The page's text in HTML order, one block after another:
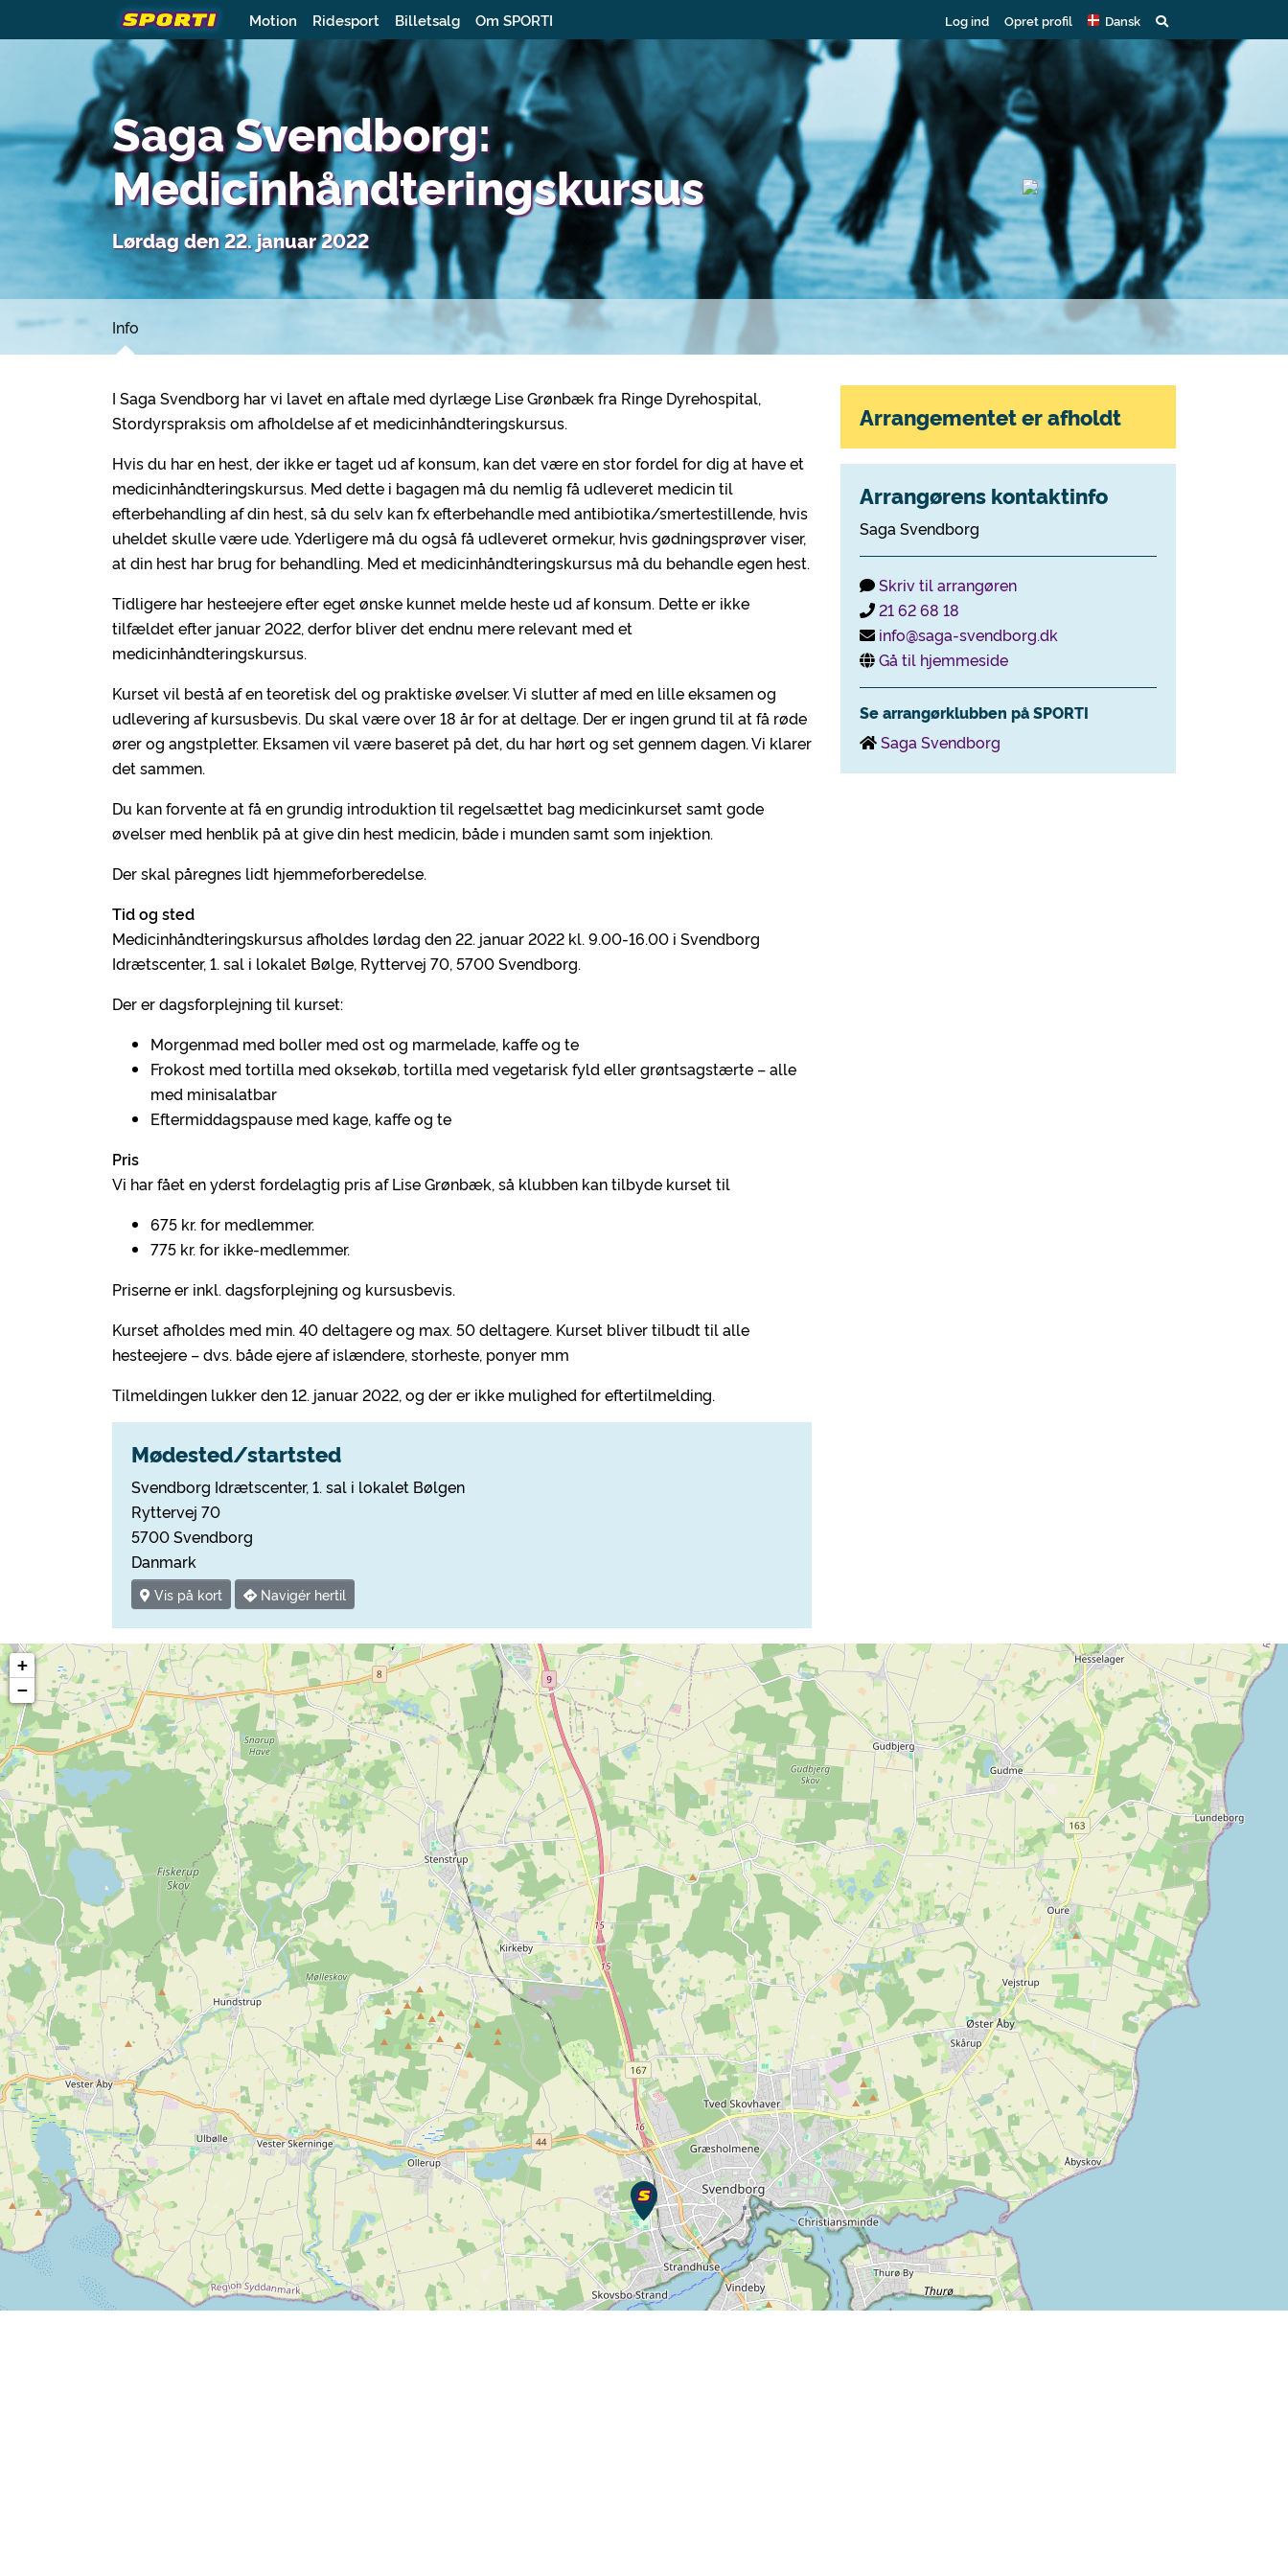
Motion Ridesport Billetsalg Om SPORTI Log ind Opret profil Dansk
Saga Svendborg:
Medicinhåndteringskursus
Lørdag den 22. januar 2022
Info
I Saga Svendborg har vi lavet en aftale med dyrlæge Lise Grønbæk fra Ringe Dyrehospital,
Stordyrspraksis om afholdelse af et medicinhåndteringskursus.
Hvis du har en hest, der ikke er taget ud af konsum, kan det være en stor fordel for dig at have et
medicinhåndteringskursus. Med dette i bagagen må du nemlig få udleveret medicin til
efterbehandling af din hest, så du selv kan fx efterbehandle med antibiotika/smertestillende, hvis
uheldet skulle være ude. Yderligere må du også få udleveret ormekur, hvis gødningsprøver viser,
at din hest har brug for behandling. Med et medicinhåndteringskursus må du behandle egen hest.
Tidligere har hesteejere efter eget ønske kunnet melde heste ud af konsum. Dette er ikke
tilfældet efter januar 2022, derfor bliver det endnu mere relevant med et
medicinhåndteringskursus.
Kurset vil bestå af en teoretisk del og praktiske øvelser. Vi slutter af med en lille eksamen og
udlevering af kursusbevis. Du skal være over 18 år for at deltage. Der er ingen grund til at få røde
ører og angstpletter. Eksamen vil være baseret på det, du har hørt og set gennem dagen. Vi klarer
det sammen.
Du kan forvente at få en grundig introduktion til regelsættet bag medicinkurset samt gode
øvelser med henblik på at give din hest medicin, både i munden samt som injektion.
Der skal påregnes lidt hjemmeforberedelse.
Tid og sted
Medicinhåndteringskursus afholdes lørdag den 22. januar 2022 kl. 9.00-16.00 i Svendborg
Idrætscenter, 1. sal i lokalet Bølge, Ryttervej 70, 5700 Svendborg.
Der er dagsforplejning til kurset:
Morgenmad med boller med ost og marmelade, kaffe og te
Frokost med tortilla med oksekøb, tortilla med vegetarisk fyld eller grøntsagstærte – alle
med minisalatbar
Eftermiddagspause med kage, kaffe og te
Pris
Vi har fået en yderst fordelagtig pris af Lise Grønbæk, så klubben kan tilbyde kurset til
675 kr. for medlemmer.
775 kr. for ikke-medlemmer.
Priserne er inkl. dagsforplejning og kursusbevis.
Kurset afholdes med min. 40 deltagere og max. 50 deltagere. Kurset bliver tilbudt til alle
hesteejere – dvs. både ejere af islændere, storheste, ponyer mm
Tilmeldingen lukker den 12. januar 2022, og der er ikke mulighed for eftertilmelding.
Mødested/startsted
Svendborg Idrætscenter, 1. sal i lokalet Bølgen
Ryttervej 70
5700 Svendborg
Danmark
Vis på kort Navigér hertil
Arrangementet er afholdt
Arrangørens kontaktinfo
Saga Svendborg
Skriv til arrangøren
21 62 68 18
info@saga-svendborg.dk
Gå til hjemmeside
Se arrangørklubben på SPORTI
Saga Svendborg
+
−